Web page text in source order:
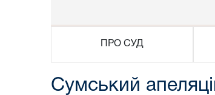
ПРО СУД
Сумський